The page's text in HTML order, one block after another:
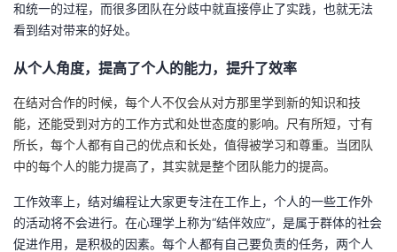
和统一的过程，而很多团队在分歧中就直接停止了实践，也就无法
看到结对带来的好处。
从个人角度，提高了个人的能力，提升了效率
在结对合作的时候，每个人不仅会从对方那里学到新的知识和技
能，还能受到对方的工作方式和处世态度的影响。尺有所短，寸有
所长，每个人都有自己的优点和长处，值得被学习和尊重。当团队
中的每个人的能力提高了，其实就是整个团队能力的提高。
工作效率上，结对编程让大家更专注在工作上，个人的一些工作外
的活动将不会进行。在心理学上称为“结伴效应”，是属于群体的社会
促进作用，是积极的因素。每个人都有自己要负责的任务，两个人